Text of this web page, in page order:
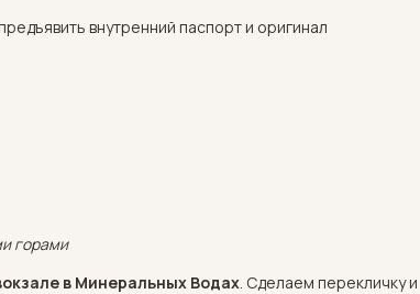
внутренний паспорт и оригинал
горами
в Минеральных Водах. Сделаем перекличку и